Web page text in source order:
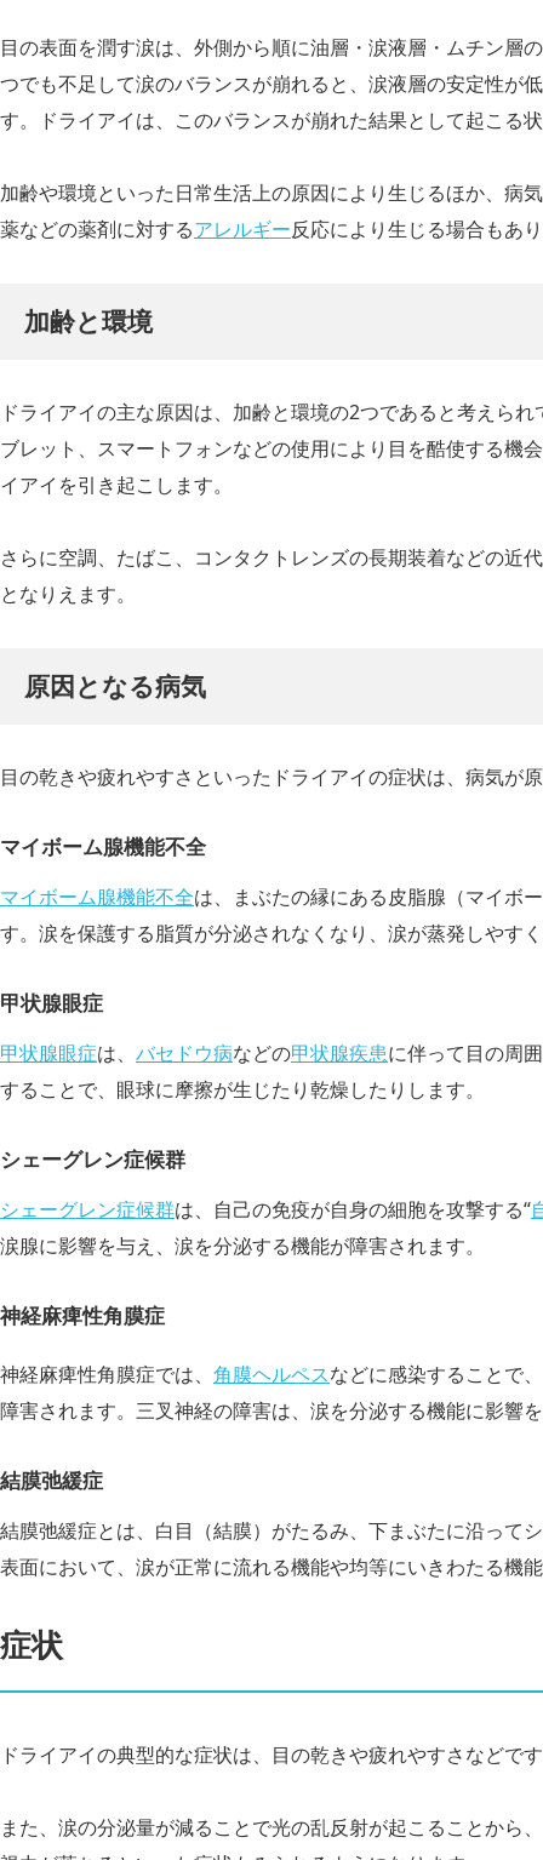
目の表面を潤す涙は、外側から順に油層・涙液層・ムチン層
つでも不足して涙のバランスが崩れると、涙液層の安定性が
す。ドライアイは、このバランスが崩れた結果として起こる
加齢や環境といった日常生活上の原因により生じるほか、病
薬などの薬剤に対するアレルギー反応により生じる場合もあ
加齢と環境
ドライアイの主な原因は、加齢と環境の2つであると考えら
ブレット、スマートフォンなどの使用により目を酷使する機
イアイを引き起こします。
さらに空調、たばこ、コンタクトレンズの長期装着などの近
となりえます。
原因となる病気
目の乾きや疲れやすさといったドライアイの症状は、病気が
マイボーム腺機能不全
マイボーム腺機能不全は、まぶたの縁にある皮脂腺（マイボ
す。涙を保護する脂質が分泌されなくなり、涙が蒸発しやす
甲状腺眼症
甲状腺眼症は、 バセドウ病などの甲状腺疾患に伴って目の周
することで、眼球に摩擦が生じたり乾燥したりします。
シェーグレン症候群
シェーグレン症候群は、自己の免疫が自身の細胞を攻撃する“
涙腺に影響を与え、涙を分泌する機能が障害されます。
神経麻痺性角膜症
神経麻痺性角膜症では、 角膜ヘルペスなどに感染することで、
障害されます。三叉神経の障害は、涙を分泌する機能に影響
結膜弛緩症
結膜弛緩症とは、白目（結膜）がたるみ、下まぶたに沿って
表面において、涙が正常に流れる機能や均等にいきわたる機
症状
ドライアイの典型的な症状は、目の乾きや疲れやすさなどで
また、涙の分泌量が減ることで光の乱反射が起こることから